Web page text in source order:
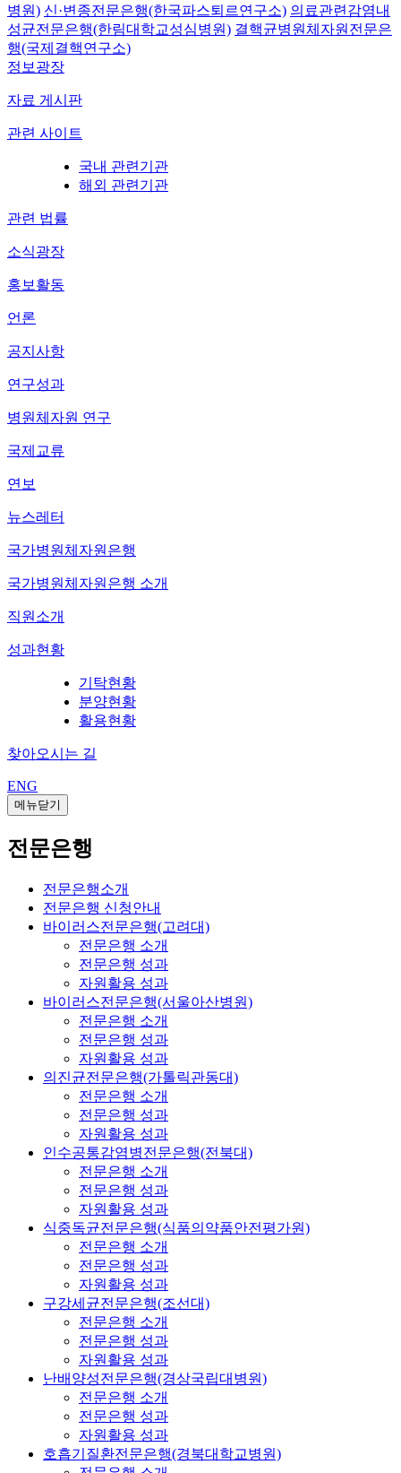
병원) 신·변종전문은행(한국파스퇴르연구소) 의료관련감염내
성균전문은행(한림대학교성심병원) 결핵균병원체자원전문은
행(국제결핵연구소)
정보광장
자료 게시판
관련 사이트
국내 관련기관
해외 관련기관
관련 법률
소식광장
홍보활동
언론
공지사항
연구성과
병원체자원 연구
국제교류
연보
뉴스레터
국가병원체자원은행
국가병원체자원은행 소개
직원소개
성과현황
기탁현황
분양현황
활용현황
찾아오시는 길
ENG
메뉴닫기
전문은행
전문은행소개
전문은행 신청안내
바이러스전문은행(고려대)
전문은행 소개
전문은행 성과
자원활용 성과
바이러스전문은행(서울아산병원)
전문은행 소개
전문은행 성과
자원활용 성과
의진균전문은행(가톨릭관동대)
전문은행 소개
전문은행 성과
자원활용 성과
인수공통감염병전문은행(전북대)
전문은행 소개
전문은행 성과
자원활용 성과
식중독균전문은행(식품의약품안전평가원)
전문은행 소개
전문은행 성과
자원활용 성과
구강세균전문은행(조선대)
전문은행 소개
전문은행 성과
자원활용 성과
난배양성전문은행(경상국립대병원)
전문은행 소개
전문은행 성과
자원활용 성과
호흡기질환전문은행(경북대학교병원)